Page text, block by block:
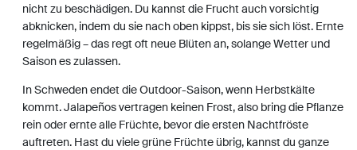
nicht zu beschädigen. Du kannst die Frucht auch vorsichtig
abknicken, indem du sie nach oben kippst, bis sie sich löst. Ernte
regelmäßig – das regt oft neue Blüten an, solange Wetter und
Saison es zulassen.
In Schweden endet die Outdoor-Saison, wenn Herbstkälte
kommt. Jalapeños vertragen keinen Frost, also bring die Pflanze
rein oder ernte alle Früchte, bevor die ersten Nachtfröste
auftreten. Hast du viele grüne Früchte übrig, kannst du ganze